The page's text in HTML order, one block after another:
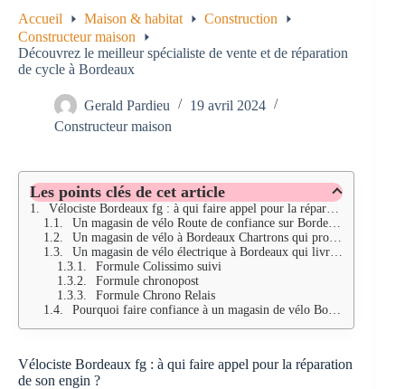
Accueil Maison & habitat
Construction
Constructeur maison
Découvrez le meilleur spécialiste de vente et de réparation
de cycle à Bordeaux
Gerald Pardieu
19 avril 2024
Constructeur maison
Les points clés de cet article
Vélociste Bordeaux fg : à qui faire appel pour la réparation de son engin ?
Un magasin de vélo Route de confiance sur Bordeaux
Un magasin de vélo à Bordeaux Chartrons qui propose des produits écoresponsables
Un magasin de vélo électrique à Bordeaux qui livre rapidement et en toute sécurité
Formule Colissimo suivi
Formule chronopost
Formule Chrono Relais
Pourquoi faire confiance à un magasin de vélo Bordeaux centre reconnu ?
Vélociste Bordeaux fg : à qui faire appel pour la réparation
de son engin ?